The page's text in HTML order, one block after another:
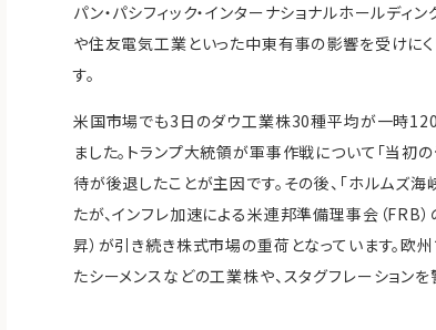
パン・パシフィック・インターナショナルホールデ
や住友電気工業といった中東有事の影響を受けに
す。
米国市場でも3日のダウ工業株30種平均が一時
ました。トランプ大統領が軍事作戦について「当
待が後退したことが主因です。その後、「ホルムズ
たが、インフレ加速による米連邦準備理事会（
昇）が引き続き株式市場の重荷となっています。欧
たシーメンスなどの工業株や、スタグフレーション